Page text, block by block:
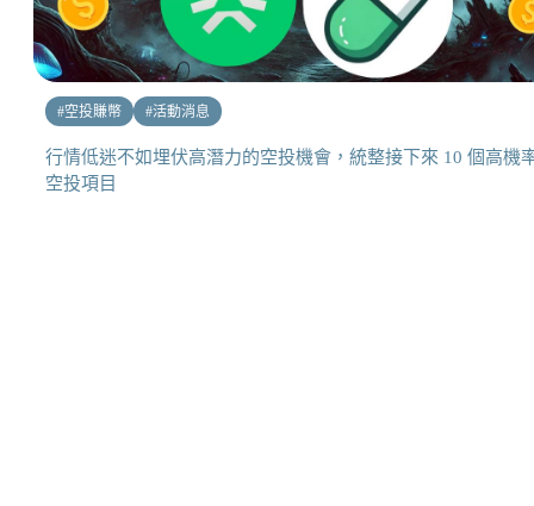
#空投賺幣 #活動消息
行情低迷不如埋伏高潛力的空投機會，統整接下來 10 個高機
空投項目